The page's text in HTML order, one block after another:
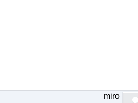
miro